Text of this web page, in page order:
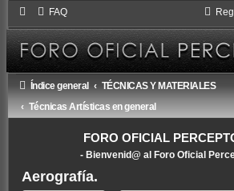
FAQ
Índice general
TÉCNICAS Y MATERIALES
Técnicas Artísticas en general
FORO OFICIAL
- Bienvenid@ al Foro Oficial
Aerografía.